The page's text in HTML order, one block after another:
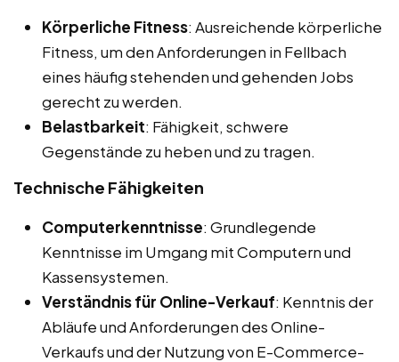
Körperliche Fitness: Ausreichende körperliche
Fitness, um den Anforderungen in Fellbach
eines häufig stehenden und gehenden Jobs
gerecht zu werden.
Belastbarkeit: Fähigkeit, schwere
Gegenstände zu heben und zu tragen.
Technische Fähigkeiten
Computerkenntnisse: Grundlegende
Kenntnisse im Umgang mit Computern und
Kassensystemen.
Verständnis für Online-Verkauf: Kenntnis der
Abläufe und Anforderungen des Online-
Verkaufs und der Nutzung von E-Commerce-